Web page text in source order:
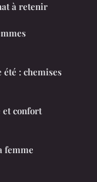
à retenir
: chemises
confort
femme